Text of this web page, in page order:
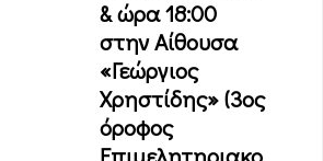
& ώρα 18:00
στην Αίθουσα
«Γεώργιος
Χρηστίδης» (3ος
όροφος